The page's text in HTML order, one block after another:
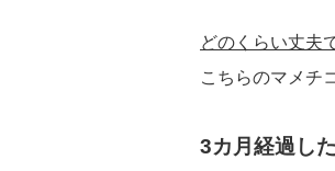
どのくらい丈夫
こちらのマメチ
3カ月経過し